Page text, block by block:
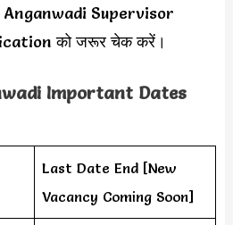
Supervisor
को जरूर चेक करें।
Important Dates
Last Date End [New
Vacancy Coming Soon]